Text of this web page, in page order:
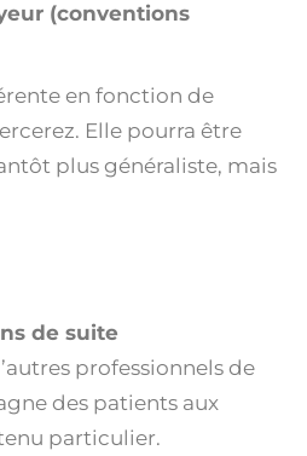
(conventions
en fonction de
Elle pourra être
plus généraliste, mais
de suite
professionnels de
des patients aux
particulier.